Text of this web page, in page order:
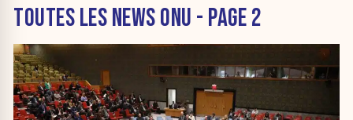
TOUTES LES NEWS ONU - PAGE 2